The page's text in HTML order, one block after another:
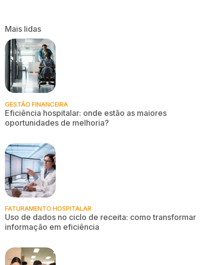
Mais lidas
GESTÃO FINANCEIRA
Eficiência hospitalar: onde estão as maiores
oportunidades de melhoria?
FATURAMENTO HOSPITALAR
Uso de dados no ciclo de receita: como transformar
informação em eficiência